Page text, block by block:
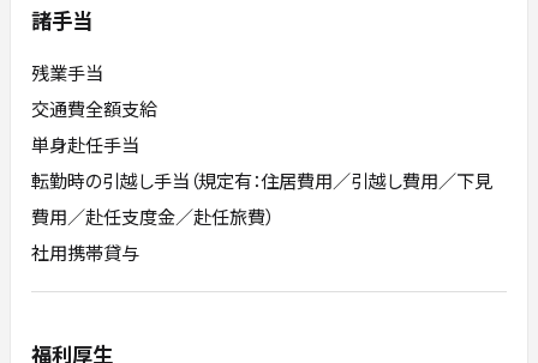
諸手当
残業手当
交通費全額支給
単身赴任手当
転勤時の引越し手当（規定有：住居費用／引越し費用／下見
費用／赴任支度金／赴任旅費）
社用携帯貸与
福利厚生